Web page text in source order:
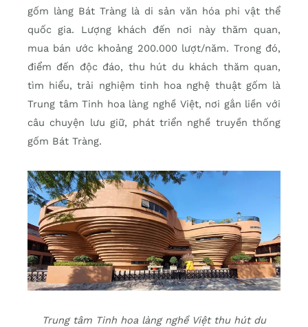
gốm làng Bát Tràng là di sản văn hóa phi vật thể
quốc gia. Lượng khách đến nơi này thăm quan,
mua bán ước khoảng 200.000 lượt/năm. Trong đó,
điểm đến độc đáo, thu hút du khách thăm quan,
tìm hiểu, trải nghiệm tinh hoa nghệ thuật gốm là
Trung tâm Tinh hoa làng nghề Việt, nơi gắn liền với
câu chuyện lưu giữ, phát triển nghề truyền thống
gốm Bát Tràng.
Trung tâm Tinh hoa làng nghề Việt thu hút du